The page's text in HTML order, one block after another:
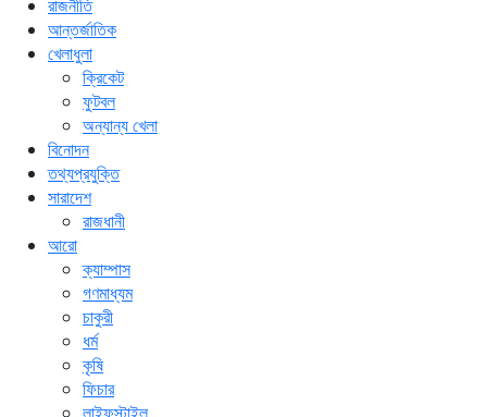
রাজনীতি
আন্তর্জাতিক
খেলাধুলা
ক্রিকেট
ফুটবল
অন্যান্য খেলা
বিনোদন
তথ্যপ্রযুক্তি
সারাদেশ
রাজধানী
আরো
ক্যাম্পাস
গণমাধ্যম
চাকুরী
ধর্ম
কৃষি
ফিচার